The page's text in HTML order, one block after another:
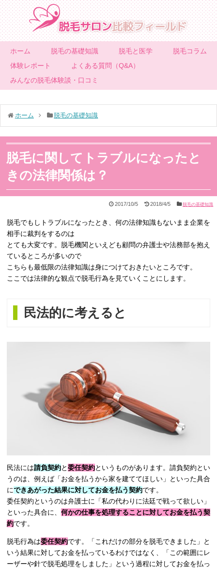
ホーム 脱毛の基礎知識 脱毛と医学
脱毛コラム
体験レポート
よくある質問（Q&A）
みんなの脱毛体験談・口コミ
ホーム 脱毛の基礎知識
脱毛に関してトラブルになったと
きの法律関係は？
2017/10/5 2018/4/5 脱毛の基礎知識
脱毛でもしトラブルになったとき、何の法律知識もないまま企業を
相手に裁判をするのは
とても大変です。脱毛機関といえども顧問の弁護士や法務部を抱え
ているところが多いので
こちらも最低限の法律知識は身につけておきたいところです。
ここでは法律的な観点で脱毛行為を見ていくことにします。
民法的に考えると
民法には請負契約と委任契約というものがあります。請負契約とい
うのは、例えば「お金を払うから家を建ててほしい」といった具合
にできあがった結果に対してお金を払う契約です。
委任契約というのは弁護士に「私の代わりに法廷で戦って欲しい」
といった具合に、 何かの仕事を処理することに対してお金を払う契
約です。
脱毛行為は委任契約です。「これだけの部分を脱毛できました」と
いう結果に対してお金を払っているわけではなく、「この範囲にレ
ーザーや針で脱毛処理をしました」という過程に対してお金を払っ